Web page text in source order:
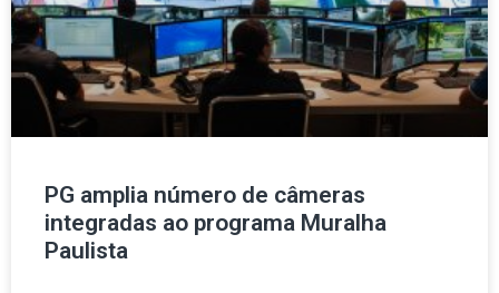
PG amplia número de câmeras
integradas ao programa Muralha
Paulista